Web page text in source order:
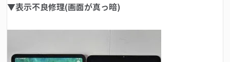
▼表示不良修理(画面が真っ暗)